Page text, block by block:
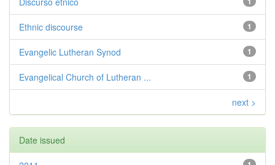
1
Ethnic discourse
1
Evangelic Lutheran Synod
1
Evangelical Church of Lutheran ...
next >
Date issued